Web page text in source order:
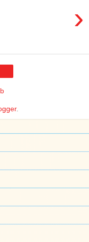
›
.